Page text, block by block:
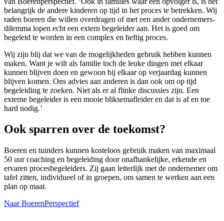
belangrijk de andere kinderen op tijd in het proces te betrekken. Wij
raden boeren die willen overdragen of met een ander ondernemers-
dilemma lopen echt een extern begeleider aan. Het is goed om
begeleid te worden in een complex en heftig proces.
Wij zijn blij dat we van de mogelijkheden gebruik hebben kunnen
maken. Want je wilt als familie toch de leuke dingen met elkaar
kunnen blijven doen en gewoon bij elkaar op verjaardag kunnen
blijven komen. Ons advies aan anderen is dan ook om op tijd
begeleiding te zoeken. Niet als er al flinke discussies zijn. Een
externe begeleider is een mooie bliksemafleider en dat is af en toe
hard nodig.’
Ook sparren over de toekomst?
Boeren en tuinders kunnen kosteloos gebruik maken van maximaal
50 uur coaching en begeleiding door onafhankelijke, erkende en
ervaren procesbegeleiders. Zij gaan letterlijk met de ondernemer om
tafel zitten, individueel of in groepen, om samen te werken aan een
plan op maat.
Naar BoerenPerspectief